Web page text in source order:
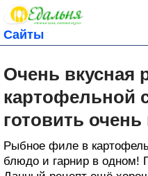
Сайты
Очень вкусная
картофельной
готовить
Рыбное филе в
блюдо и гарнир в одном!